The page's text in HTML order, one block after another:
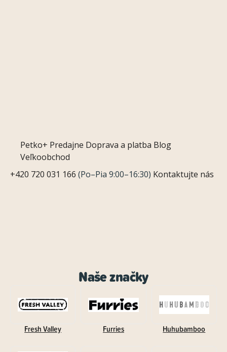
Petko+ Predajne Doprava a platba Blog
Veľkoobchod
+420 720 031 166 (Po–Pia 9:00–16:30) Kontaktujte nás
Naše značky
Fresh Valley Furries Huhubamboo